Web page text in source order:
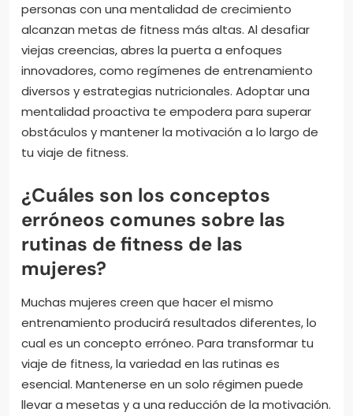
personas con una mentalidad de crecimiento
alcanzan metas de fitness más altas. Al desafiar
viejas creencias, abres la puerta a enfoques
innovadores, como regímenes de entrenamiento
diversos y estrategias nutricionales. Adoptar una
mentalidad proactiva te empodera para superar
obstáculos y mantener la motivación a lo largo de
tu viaje de fitness.
¿Cuáles son los conceptos
erróneos comunes sobre las
rutinas de fitness de las
mujeres?
Muchas mujeres creen que hacer el mismo
entrenamiento producirá resultados diferentes, lo
cual es un concepto erróneo. Para transformar tu
viaje de fitness, la variedad en las rutinas es
esencial. Mantenerse en un solo régimen puede
llevar a mesetas y a una reducción de la motivación.